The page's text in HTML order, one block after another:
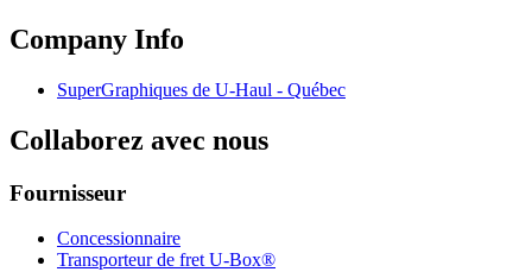
Company Info
SuperGraphiques de U-Haul - Québec
Collaborez avec nous
Fournisseur
Concessionnaire
Transporteur de fret U-Box®